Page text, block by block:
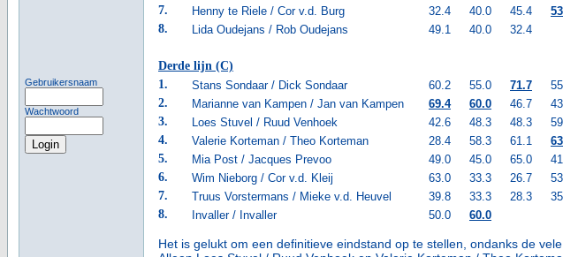
Gebruikersnaam
Wachtwoord
7.
Henny te Riele / Cor v.d. Burg 32.4 40.0 45.4
8.
Lida Oudejans / Rob Oudejans 49.1 40.0 32.4
Derde lijn (C)
1.
Stans Sondaar / Dick Sondaar 60.2 55.0 71.7
2.
Marianne van Kampen / Jan van Kampen 69.4 60.0 46.7
3.
Loes Stuvel / Ruud Venhoek 42.6 48.3 48.3
4.
Valerie Korteman / Theo Korteman 28.4 58.3 61.1
5.
Mia Post / Jacques Prevoo 49.0 45.0 65.0
6.
Wim Nieborg / Cor v.d. Kleij 63.0 33.3 26.7
7.
Truus Vorstermans / Mieke v.d. Heuvel 39.8 33.3 28.3
8.
Invaller / Invaller 50.0 60.0
Het is gelukt om een definitieve eindstand op te stellen, ondanks de